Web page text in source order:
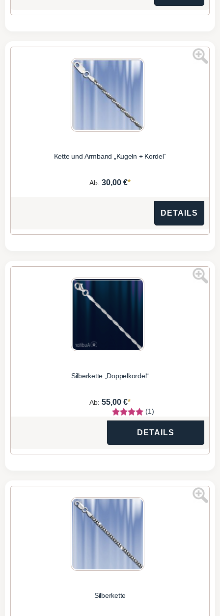
Kette und Armband „Kugeln + Kordel“
Ab: 30,00 €*
DETAILS
Silberkette „Doppelkordel“
Ab: 55,00 €*
(1)
DETAILS
Silberkette